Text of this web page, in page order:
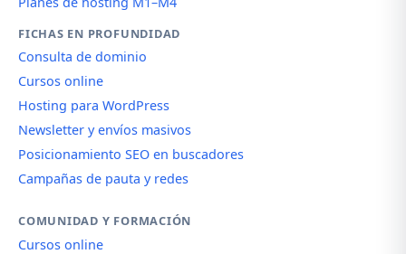
FICHAS EN PROFUNDIDAD
Consulta de dominio
Cursos online
Hosting para WordPress
Newsletter y envíos masivos
Posicionamiento SEO en buscadores
Campañas de pauta y redes
COMUNIDAD Y FORMACIÓN
Cursos online